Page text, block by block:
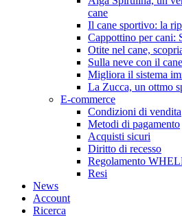
cane
Il cane sportivo: la
Cappottino per cani:
Otite nel cane,
Sulla neve con il
Migliora il sistema
La Zucca, un ottmo
E-commerce
Condizioni di vendita
Metodi di pagamento
Acquisti sicuri
Diritto di recesso
Regolamento
Resi
News
Account
Ricerca